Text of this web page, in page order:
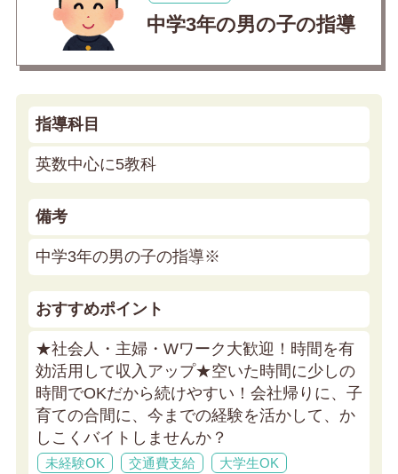
中学3年の男の子の指導
指導科目
英数中心に5教科
備考
中学3年の男の子の指導※
おすすめポイント
★社会人・主婦・Wワーク大歓迎！時間を有
効活用して収入アップ★空いた時間に少しの
時間でOKだから続けやすい！会社帰りに、子
育ての合間に、今までの経験を活かして、か
しこくバイトしませんか？
未経験OK 交通費支給
大学生OK